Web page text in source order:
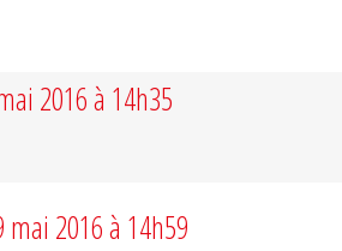
2016 à 14h35
mai 2016 à 14h59